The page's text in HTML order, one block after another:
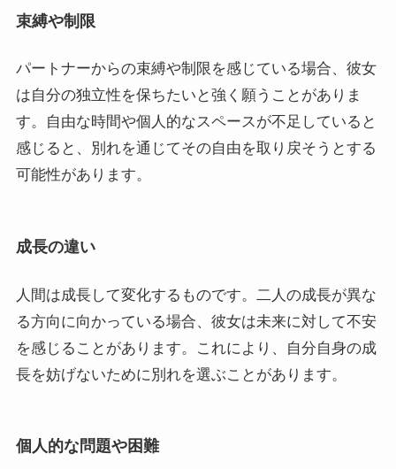
束縛や制限
パートナーからの束縛や制限を感じている場合、彼女
は自分の独立性を保ちたいと強く願うことがありま
す。自由な時間や個人的なスペースが不足していると
感じると、別れを通じてその自由を取り戻そうとする
可能性があります。
成長の違い
人間は成長して変化するものです。二人の成長が異な
る方向に向かっている場合、彼女は未来に対して不安
を感じることがあります。これにより、自分自身の成
長を妨げないために別れを選ぶことがあります。
個人的な問題や困難